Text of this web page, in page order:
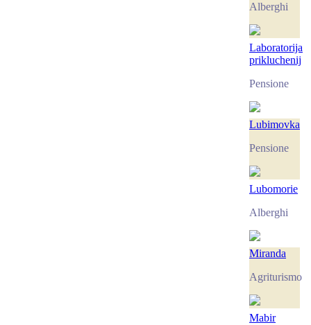
Alberghi
Laboratorija
prikluchenij
Pensione
Lubimovka
Pensione
Lubomorie
Alberghi
Miranda
Agriturismo
Mabir